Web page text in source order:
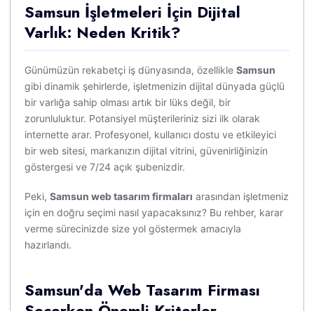
Samsun İşletmeleri İçin Dijital
Varlık: Neden Kritik?
Günümüzün rekabetçi iş dünyasında, özellikle Samsun
gibi dinamik şehirlerde, işletmenizin dijital dünyada güçlü
bir varlığa sahip olması artık bir lüks değil, bir
zorunluluktur. Potansiyel müşterileriniz sizi ilk olarak
internette arar. Profesyonel, kullanıcı dostu ve etkileyici
bir web sitesi, markanızın dijital vitrini, güvenirliğinizin
göstergesi ve 7/24 açık şubenizdir.
Peki, Samsun web tasarım firmaları arasından işletmeniz
için en doğru seçimi nasıl yapacaksınız? Bu rehber, karar
verme sürecinizde size yol göstermek amacıyla
hazırlandı.
Samsun'da Web Tasarım Firması